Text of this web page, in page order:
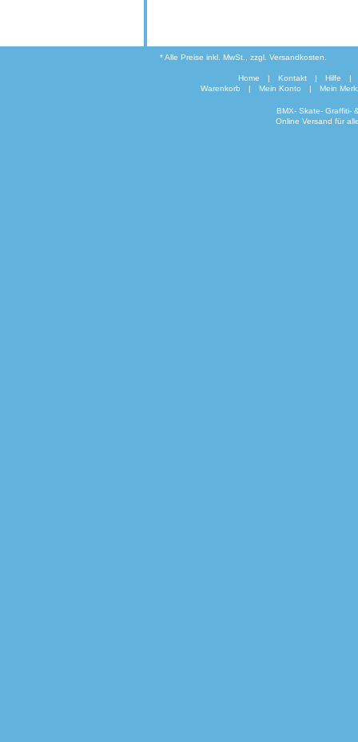
* Alle Preise inkl. MwSt., zzgl. Versandkosten.
Home | Kontakt | Hilfe
|
Warenkorb
| Mein Konto | Mein
BMX- Skate- Graffiti-
Online Versand für